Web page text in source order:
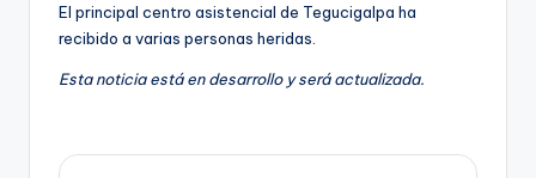
El principal centro asistencial de Tegucigalpa ha
recibido a varias personas heridas.
Esta noticia está en desarrollo y será actualizada.